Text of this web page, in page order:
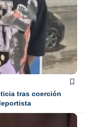
tras coerción